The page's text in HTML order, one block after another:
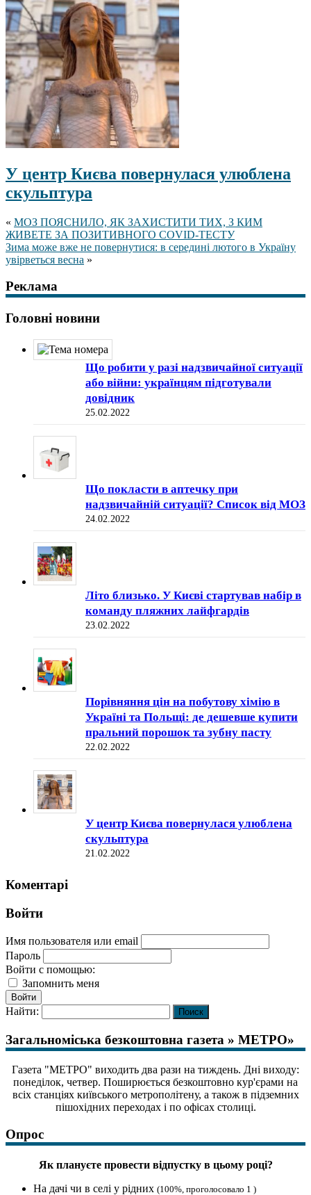
У центр Києва повернулася улюблена
скульптура
« МОЗ ПОЯСНИЛО, ЯК ЗАХИСТИТИ ТИХ, З КИМ
ЖИВЕТЕ ЗА ПОЗИТИВНОГО COVID-ТЕСТУ
Зима може вже не повернутися: в середині лютого в Україну
увірветься весна »
Реклама
Головні новини
Що робити у разі надзвичайної ситуації
або війни: українцям підготували
довідник
25.02.2022
Що покласти в аптечку при
надзвичайній ситуації? Список від МОЗ
24.02.2022
Літо близько. У Києві стартував набір в
команду пляжних лайфгардів
23.02.2022
Порівняння цін на побутову хімію в
Україні та Польщі: де дешевше купити
пральний порошок та зубну пасту
22.02.2022
У центр Києва повернулася улюблена
скульптура
21.02.2022
Коментарі
Войти
Имя пользователя или email
Пароль
Войти с помощью:
Запомнить меня
Войти
Найти:
Загальноміська безкоштовна газета » МЕТРО»
Газета "МЕТРО" виходить два рази на тиждень. Дні виходу:
понеділок, четвер. Поширюється безкоштовно кур'єрами на
всіх станціях київського метрополітену, а також в підземних
пішохідних переходах і по офісах столиці.
Опрос
Як плануєте провести відпустку в цьому році?
На дачі чи в селі у рідних (100%, проголосовало 1 )